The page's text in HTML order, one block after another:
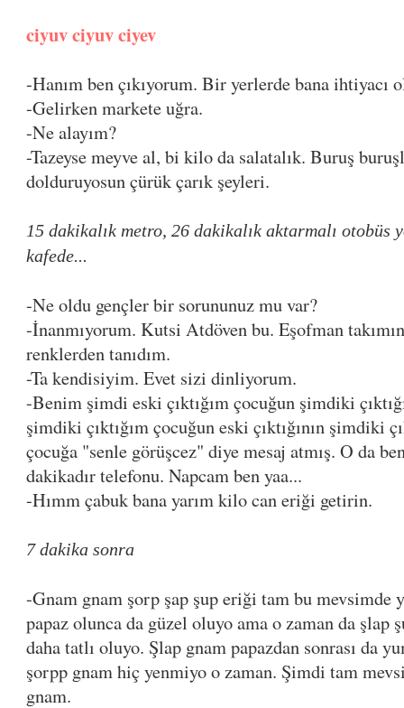
ciyuv ciyuv ciyev
-Hanım ben çıkıyorum. Bir yerlerde bana ihtiyacı
-Gelirken markete uğra.
-Ne alayım?
-Tazeyse meyve al, bi kilo da salatalık. Buruş
dolduruyosun çürük çarık şeyleri.
15 dakikalık metro, 26 dakikalık aktarmalı otobüs
kafede...
-Ne oldu gençler bir sorununuz mu var?
-İnanmıyorum. Kutsi Atdöven bu. Eşofman
renklerden tanıdım.
-Ta kendisiyim. Evet sizi dinliyorum.
-Benim şimdi eski çıktığım çocuğun şimdiki
şimdiki çıktığım çocuğun eski çıktığının şimdiki
çocuğa "senle görüşcez" diye mesaj atmış. O da
dakikadır telefonu. Napcam ben yaa...
-Hımm çabuk bana yarım kilo can eriği getirin.
7 dakika sonra
-Gnam gnam şorp şap şup eriği tam bu mevsimde
papaz olunca da güzel oluyo ama o zaman da
daha tatlı oluyo. Şlap gnam papazdan sonrası da
şorpp gnam hiç yenmiyo o zaman. Şimdi tam
gnam.